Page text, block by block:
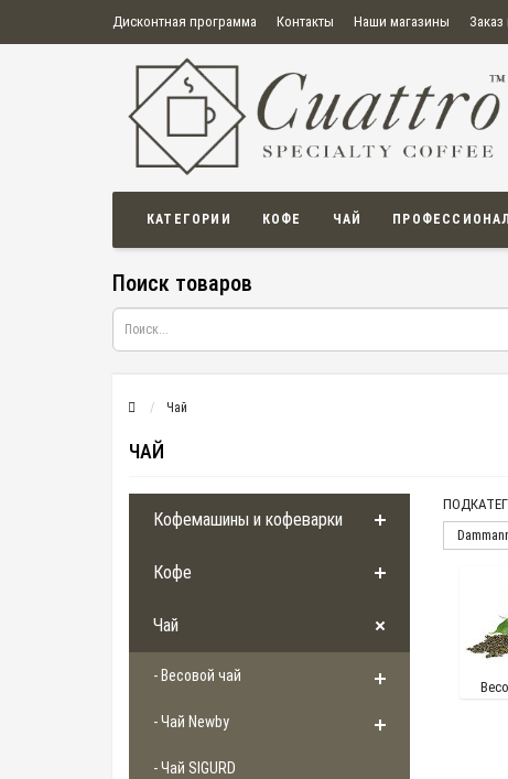
Дисконтная программа Контакты Наши магазины Заказ
О нас Оплата Правила продажи товаров
Политика конфиденциальности
Политика в отношении обработки персональных данных
Пользовательское соглашение
КАТЕГОРИИ КОФЕ ЧАЙ
Поиск товаров
Чай
ЧАЙ
Кофемашины и кофеварки
Кофе
Чай
- Весовой чай
- Чай Newby
- Чай SIGURD